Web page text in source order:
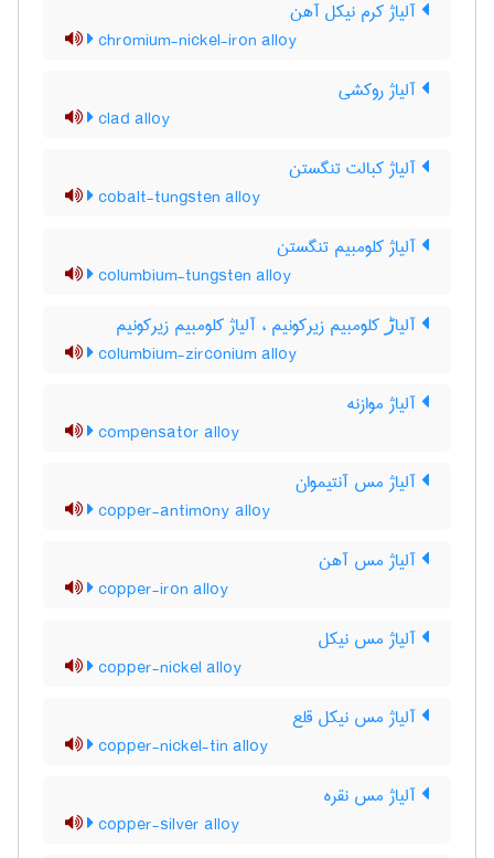
آلیاژ کرم نیکل آهن
chromium-nickel-iron alloy
آلیاژ روکشی
clad alloy
آلیاژ کبالت تنگستن
cobalt-tungsten alloy
آلیاژ کلومبیم تنگستن
columbium-tungsten alloy
آلیاڑ کلومبیم زیرکونیم ، آلیاژ کلومبیم زیرکونیم
columbium-zirconium alloy
آلیاژ موازنه
compensator alloy
آلیاژ مس آنتیموان
copper-antimony alloy
آلیاژ مس آهن
copper-iron alloy
آلیاژ مس نیکل
copper-nickel alloy
آلیاژ مس نیکل قلع
copper-nickel-tin alloy
آلیاژ مس نقره
copper-silver alloy